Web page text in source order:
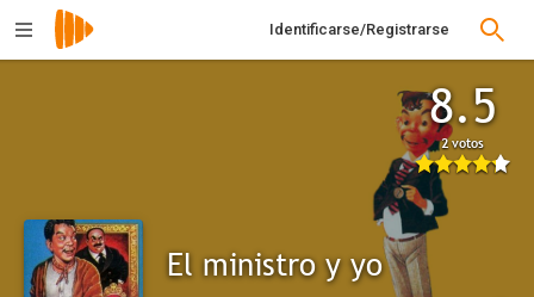
Identificarse/Registrarse
8.5
2 votos
El ministro y yo